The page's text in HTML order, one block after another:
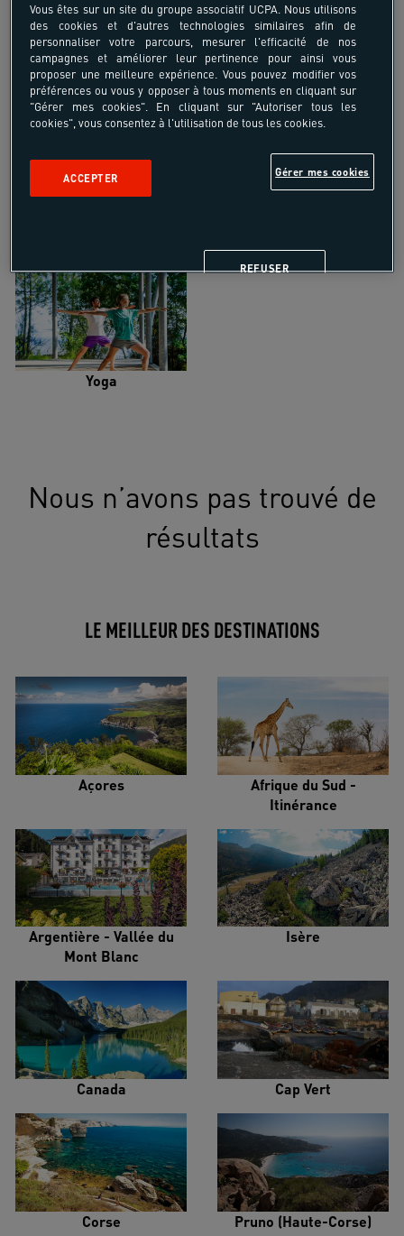
Trail Trek-Randonnée pédestre
Vélo de randonnée
Yoga
Nous n’avons pas trouvé de
résultats
LE MEILLEUR DES DESTINATIONS
Açores
Afrique du Sud -
Itinérance
Argentière - Vallée du
Mont Blanc
Isère
Canada Cap Vert
Corse Pruno (Haute-Corse)
Vous êtes sur un site du groupe associatif UCPA. Nous utilisons
des cookies et d'autres technologies similaires afin de
personnaliser votre parcours, mesurer l'efficacité de nos
campagnes et améliorer leur pertinence pour ainsi vous
proposer une meilleure expérience. Vous pouvez modifier vos
préférences ou vous y opposer à tous moments en cliquant sur
"Gérer mes cookies". En cliquant sur "Autoriser tous les
cookies", vous consentez à l'utilisation de tous les cookies.
Gérer mes cookies
REFUSER
ACCEPTER